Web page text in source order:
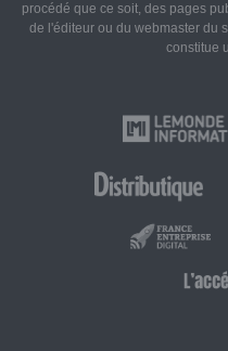
procédé que ce soit, des pages
de l'éditeur ou du webmaster du
constitue